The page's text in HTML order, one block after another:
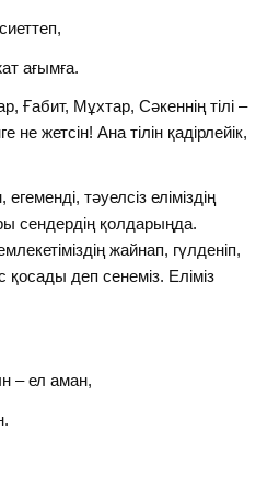
ағымға.
Ғабит, Мұхтар, Сәкеннің тілі –
не жетсін! Ана тілін қадірлейік,
тәуелсіз еліміздің
сендердің қолдарыңда.
жайнап, гүлденіп,
қосады деп сенеміз. Еліміз
– ел аман,